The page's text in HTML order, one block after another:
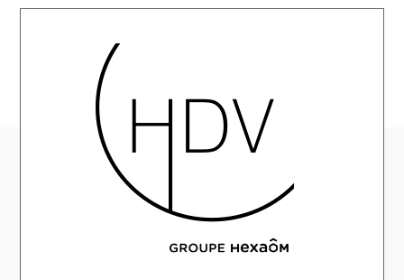
HDV-Realisation-
Alpha-Carignan-
_0034_DSC_9030